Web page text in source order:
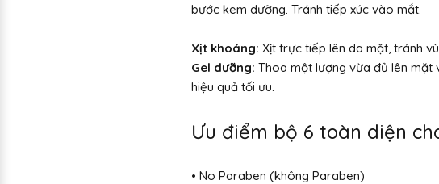
bước kem dưỡng. Tránh tiếp xúc vào mắt.
Xịt khoáng: Xịt trực tiếp lên da mặt, tránh
Gel dưỡng: Thoa một lượng vừa đủ lên mặt
hiệu quả tối ưu.
Ưu điểm bộ 6 toàn diện
• No Paraben (không Paraben)